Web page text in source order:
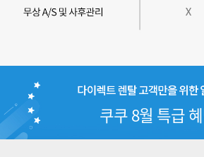
쿠쿠 8월 특급